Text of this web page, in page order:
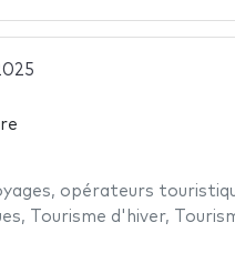
, opérateurs
, Tourisme d'hiver,